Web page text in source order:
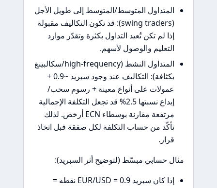
المتوسط/المتوسط إلى طويل الأجل
(swing traders): قد تكون التكاليف مقبولة
لم تكن تُعيد التداول بكثرة وتقدّر موارد
والوصول لأسهم.
المتداول النشط (high-frequency/سكالبينغ
بكثافة): التكاليف عند وجود سبريد ~0.9 +
على أنواع معينة + رسوم سحب/
إيداع نسبتها 2.5% قد تجعل التكلفة الإجمالية
مرتفعة مقارنة بوسطاء ECN أرخص. لذلك
من حساب التكلفة لكل صفقة قبل اتخاذ
حسابي مبسّط (لتوضيح أثر السبريد):
إذا كان سبريد EUR/USD = 0.9 نقطه =